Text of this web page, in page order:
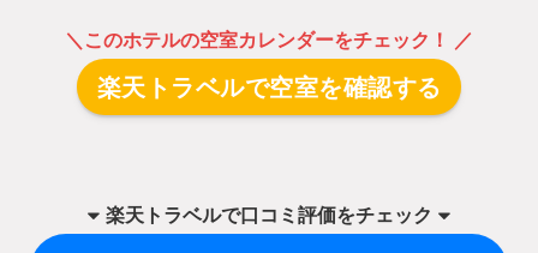
＼このホテルの空室カレンダーをチェック！ ／
楽天トラベルで空室を確認する
楽天トラベルで口コミ評価をチェック